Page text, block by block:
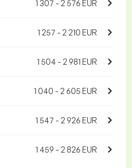
1 307 - 2 576 EUR
1 257 - 2 210 EUR
1 504 - 2 981 EUR
1 040 - 2 605 EUR
1 547 - 2 926 EUR
1 459 - 2 826 EUR